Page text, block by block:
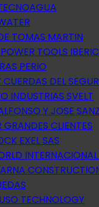
TOMAS MARTIN
TOOLS
PERIO
CUERDAS DEL
INDUSTRIAS SVELT
Y JOSE SANZ
CLIENTES
EXEL SAS
TECHNOLOGY